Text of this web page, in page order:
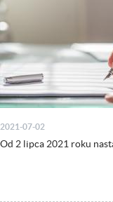
2021-07-02
Od 2 lipca 2021 roku